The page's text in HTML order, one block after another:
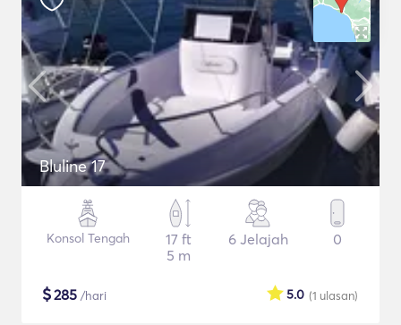
Bluline 17
Konsol Tengah
17 ft
5 m
6 Jelajah 0
$285 /hari (1 ulasan)
5.0